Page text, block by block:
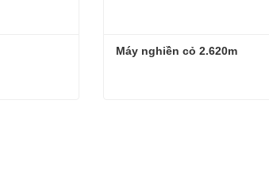
Máy nghiền cỏ 2.620m